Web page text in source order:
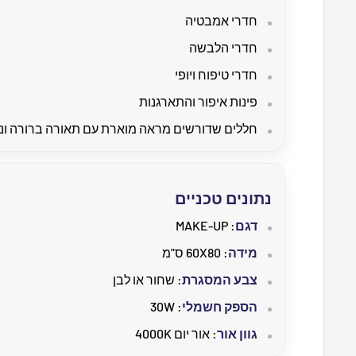
חדרי אמבטיה
חדרי הלבשה
חדרי טיפוח ויופי
פינות איפור והתארגנות
חללים שדורשים מראה מוארת עם תאורה ברורה
נתונים טכניים
דגם: MAKE-UP
מידה: 60X80 ס"מ
צבע המסגרת: שחור או לבן
הספק חשמלי: 30W
גוון אור: אור יום 4000K